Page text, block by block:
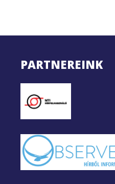
PARTNEREINK